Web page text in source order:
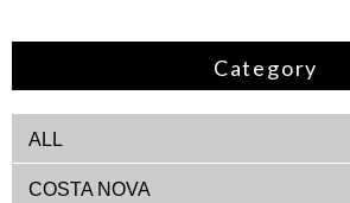
Category
ALL
COSTA NOVA